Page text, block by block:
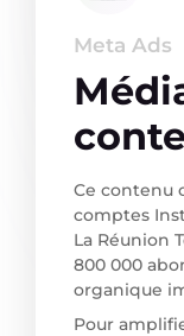
Meta Ads
Ce contenu
comptes
La Réunion
800 000
organique
Pour